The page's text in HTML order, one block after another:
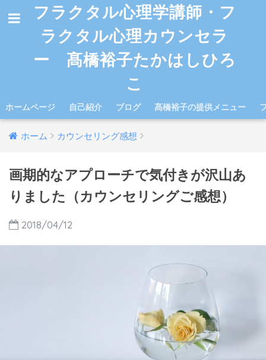
フラクタル心理学講師・フ
ラクタル心理カウンセラ
ー 髙橋裕子たかはしひろ
こ
ホームページ 自己紹介 ブログ 髙橋裕子の提供メニュー
ホーム カウンセリング感想
画期的なアプローチで気付きが沢山あ
りました（カウンセリングご感想）
2018/04/12